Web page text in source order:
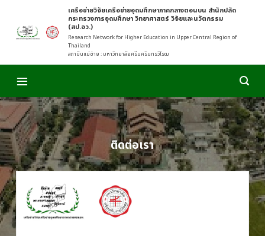
content
เครือข่ายวิจัยเครือข่ายอุดมศึกษาภาคกลางตอนบน สำนักปลัด
กระทรวงการอุดมศึกษา วิทยาศาสตร์ วิจัยและนวัตกรรม
(สป.อว.)
Research Network for Higher Education in Upper Central Region of
Thailand
สถาบันแม่ข่าย : มหาวิทยาลัยศรีนครินทรวิโรฒ
ติดต่อเรา